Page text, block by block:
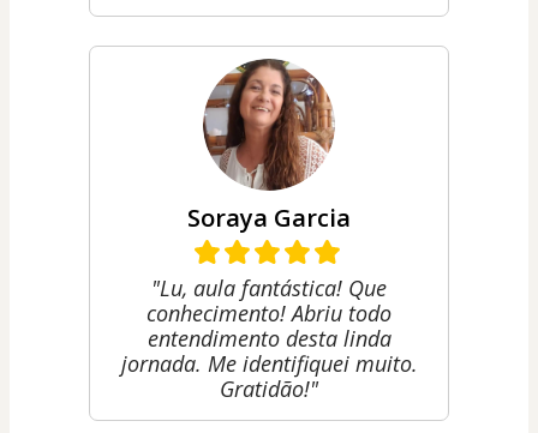
Soraya Garcia
"Lu, aula fantástica! Que
conhecimento! Abriu todo
entendimento desta linda
jornada. Me identifiquei muito.
Gratidão!"